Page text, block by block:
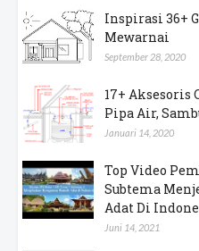
Inspirasi 36+
Mewarnai
September 28, 2020
17+ Aksesoris
Pipa Air,
Januari 14, 2020
Top Video
Subtema
Adat Di
Juni 14, 2021